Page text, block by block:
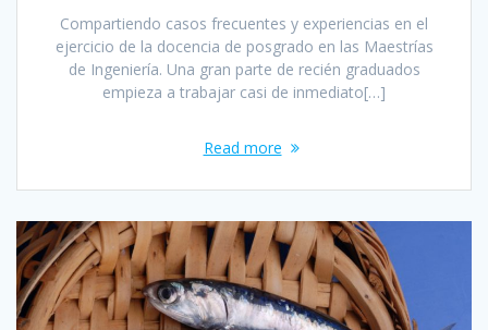
Compartiendo casos frecuentes y experiencias en el
ejercicio de la docencia de posgrado en las Maestrías
de Ingeniería. Una gran parte de recién graduados
empieza a trabajar casi de inmediato[…]
Read more